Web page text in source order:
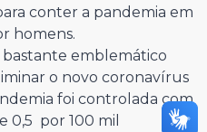
conter a pandemia em
homens.
bastante emblemático
o novo coronavírus
foi controlada com
0,5 por 100 mil